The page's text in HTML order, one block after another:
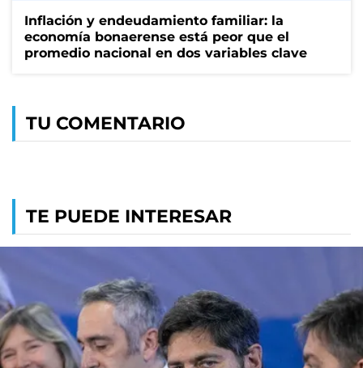
Inflación y endeudamiento familiar: la
economía bonaerense está peor que el
promedio nacional en dos variables clave
TU COMENTARIO
TE PUEDE INTERESAR